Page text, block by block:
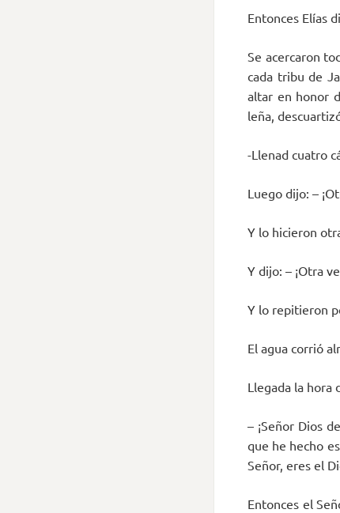
Entonces Elías
Se acercaron
cada tribu de
altar en honor
leña,
-Llenad cuatro
Luego dijo: –
Y lo hicieron
Y dijo: – ¡Otra
Y lo repitieron
El agua corrió
Llegada la hora
– ¡Señor Dios
que he hecho
Señor, eres el
Entonces el